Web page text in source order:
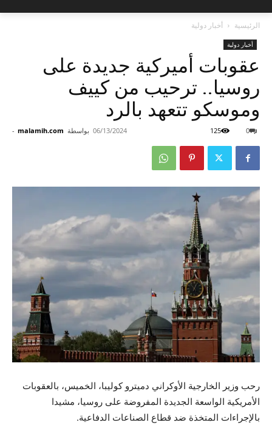
الرئيسية أخبار دولية
أخبار دولية
عقوبات أميركية جديدة على
روسيا.. ترحيب من كييف
وموسكو تتعهد بالرد
بواسطة malamih.com
- 06/13/2024 0
125
رحب وزير الخارجية الأوكراني دميترو كوليبا، الخميس، بالعقوبات
الأمريكية الواسعة الجديدة المفروضة على روسيا، مشيدا
بالإجراءات المتخذة ضد قطاع الصناعات الدفاعية.